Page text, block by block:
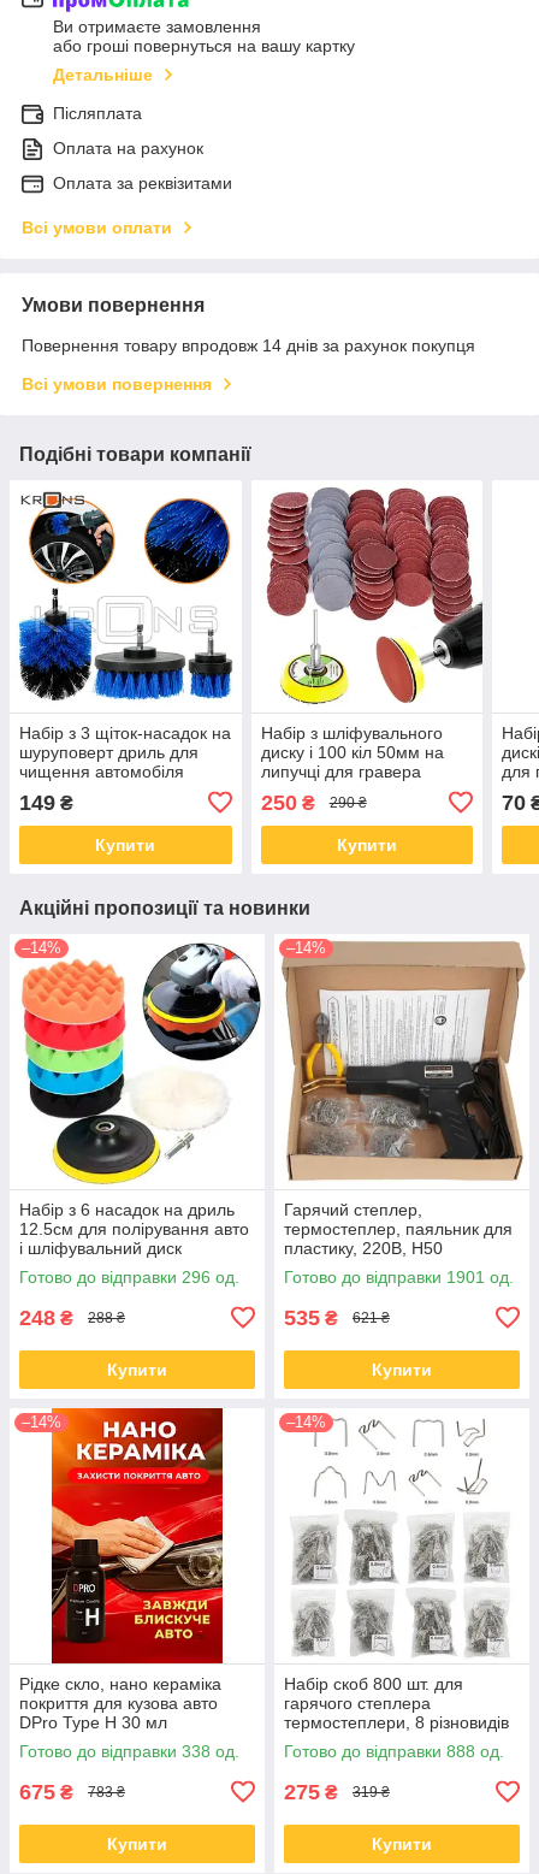
Ви отримаєте замовлення
або гроші повернуться на вашу картку
Детальніше
Післяплата
Оплата на рахунок
Оплата за реквізитами
Всі умови оплати
Умови повернення
Повернення товару впродовж 14 днів за рахунок покупця
Всі умови повернення
Подібні товари компанії
Набір з 3 щіток-насадок на
шуруповерт дриль для
чищення автомобіля
149 ₴
Купити
Набір з шліфувального
диску і 100 кіл 50мм на
липучці для гравера
250₴ 290 ₴
Купити
для
70
Акційні пропозиції та новинки
–14%
Набір з 6 насадок на дриль
12.5см для полірування авто
і шліфувальний диск
Готово до відправки 296 од.
248 ₴ 288 ₴
Купити
–14%
Гарячий степлер,
термостеплер, паяльник для
пластику, 220В, H50
паяльник для бамперів зі
скобами
Готово до відправки 1901 од.
535 ₴ 621 ₴
Купити
–14%
Рідке скло, нано кераміка
покриття для кузова авто
DPro Type H 30 мл
Готово до відправки 338 од.
675 ₴ 783 ₴
Купити
–14%
Набір скоб 800 шт. для
гарячого степлера
термостеплери, 8 різновидів
Готово до відправки 888 од.
275 ₴ 319 ₴
Купити